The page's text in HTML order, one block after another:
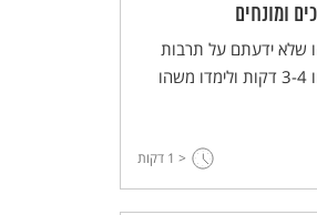
ומונחים
שלא ידעתם על תרבות
היהודית ישראלית? קחו 3-4 דקות ולימדו משהו
< 1 דקות